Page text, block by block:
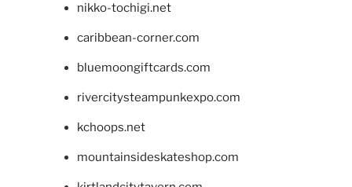
nikko-tochigi.net
caribbean-corner.com
bluemoongiftcards.com
rivercitysteampunkexpo.com
kchoops.net
mountainsideskateshop.com